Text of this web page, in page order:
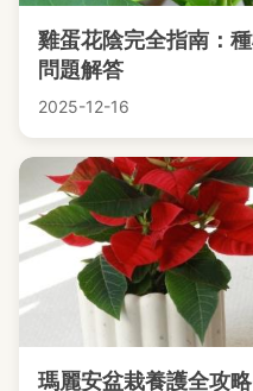
雞蛋花陰完全指南：
問題解答
2025-12-16
瑪麗安盆栽養護全攻